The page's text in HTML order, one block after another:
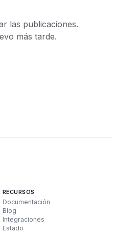
las publicaciones.
más tarde.
RECURSOS
Documentación
Blog
Integraciones
Estado